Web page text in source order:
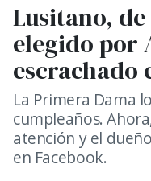
Lusitano,
elegido por
escrachado
La Primera Dama
cumpleaños.
atención y el
en Facebook.